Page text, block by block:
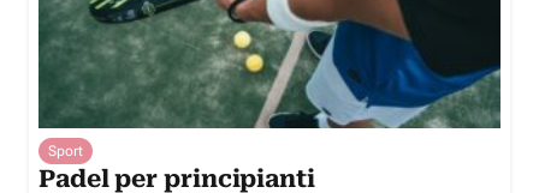
Sport
Padel per principianti